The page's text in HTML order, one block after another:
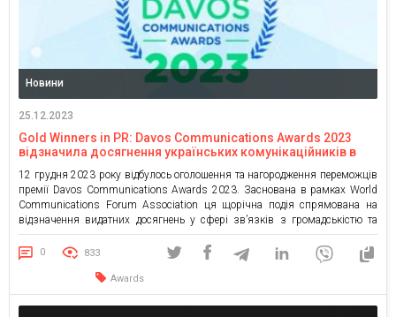
Новини
25.12.2023
Gold Winners in PR: Davos Communications Awards 2023
відзначила досягнення українських комунікаційників в
12 грудня 2023 року відбулось оголошення та нагородження переможців
премії Davos Communications Awards 2023. Заснована в рамках World
Communications Forum Association ця щорічна подія спрямована на
відзначення видатних досягнень у сфері зв’язків з громадськістю та
комунікацій у всьому світі. Цього року найбільше нагород отримали
українські та бразильські спеціалісти у сфері комунікацій, що підкреслює
0 833
Awards